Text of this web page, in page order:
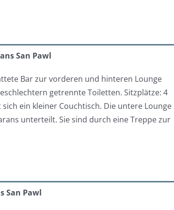
San Pawl
Bar zur vorderen und hinteren Lounge
getrennte Toiletten. Sitzplätze: 4
ein kleiner Couchtisch. Die untere Lounge
unterteilt. Sie sind durch eine Treppe zur
San Pawl